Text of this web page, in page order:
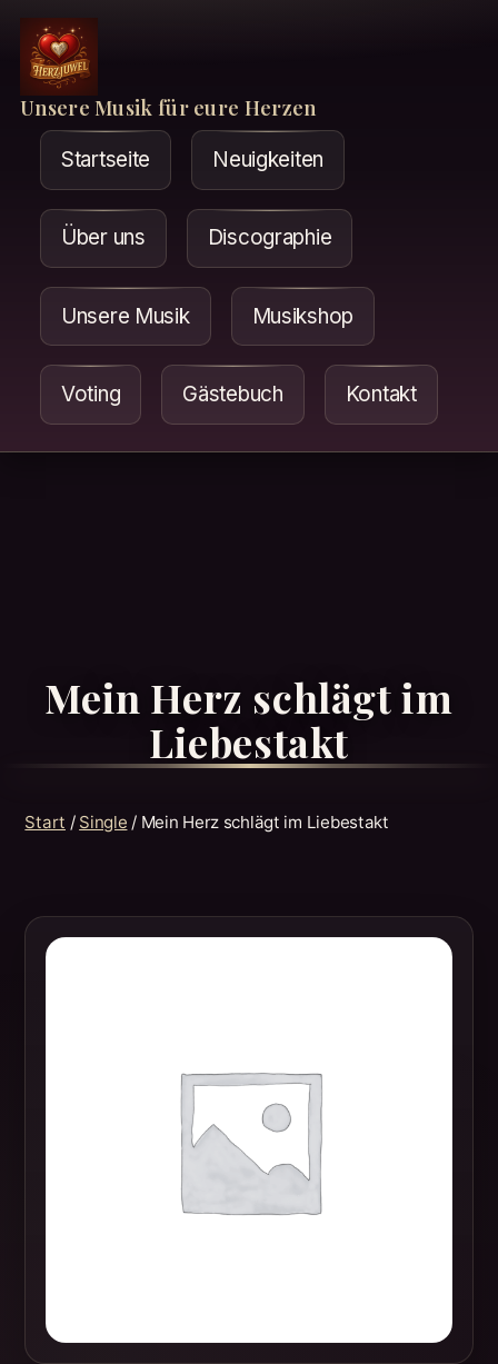
Unsere Musik für eure Herzen
Startseite Neuigkeiten
Über uns Discographie
Unsere Musik Musikshop
Voting Gästebuch Kontakt
Mein Herz schlägt im
Liebestakt
Start / Single / Mein Herz schlägt im Liebestakt